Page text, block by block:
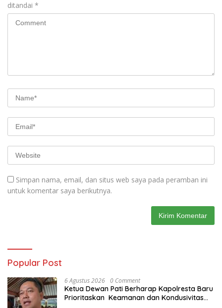
ditandai *
Simpan nama, email, dan situs web saya pada peramban ini
untuk komentar saya berikutnya.
Popular Post
6 Agustus 2026 0 Comment
Ketua Dewan Pati Berharap Kapolresta Baru
Prioritaskan Keamanan dan Kondusivitas